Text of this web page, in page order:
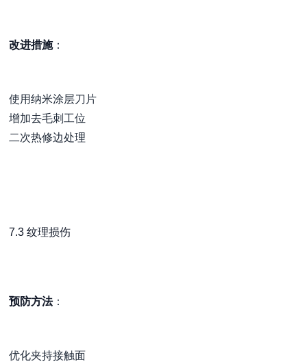
改进措施：
使用纳米涂层刀片
增加去毛刺工位
二次热修边处理
7.3 纹理损伤
预防方法：
优化夹持接触面